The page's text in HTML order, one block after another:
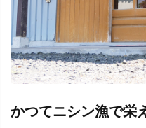
かつてニシン漁で栄